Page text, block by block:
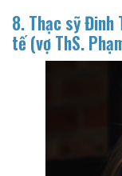
8. Thạc sỹ Đinh
tế(vợ ThS.